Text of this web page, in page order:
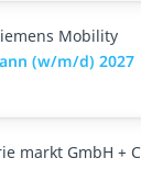
Mobility
(w/m/d) 2027
markt GmbH +